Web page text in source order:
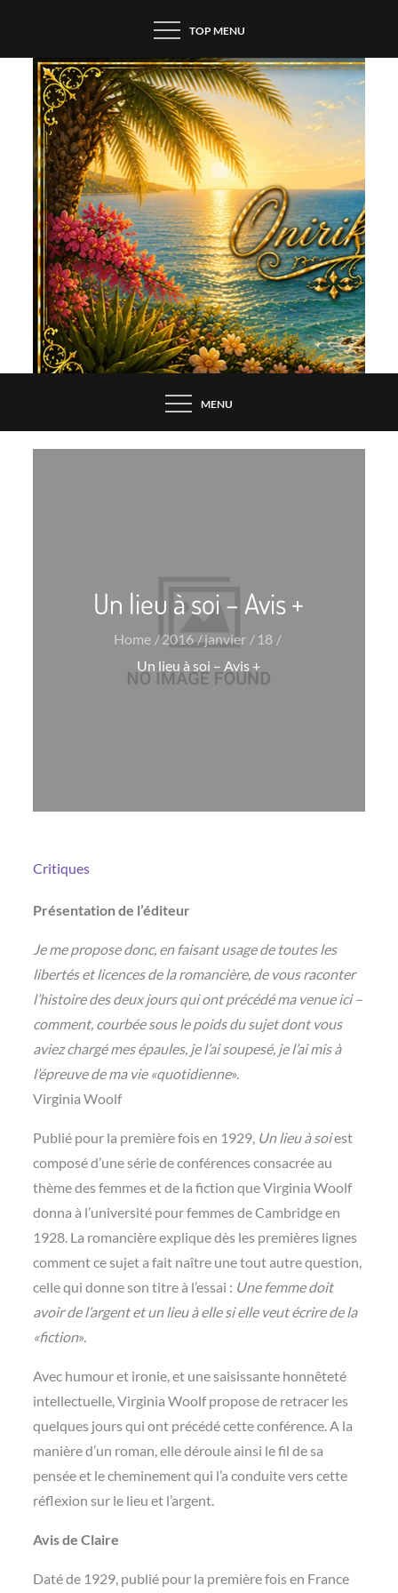
content
TOP MENU
MENU
Un lieu à soi – Avis +
Home 2016 janvier
18
Un lieu à soi – Avis +
Critiques
Présentation de l’éditeur
Je me propose donc, en faisant usage de toutes les
libertés et licences de la romancière, de vous raconter
l’histoire des deux jours qui ont précédé ma venue ici –
comment, courbée sous le poids du sujet dont vous
aviez chargé mes épaules, je l’ai soupesé, je l’ai mis à
l’épreuve de ma vie «quotidienne».
Virginia Woolf
Publié pour la première fois en 1929, Un lieu à soiest
composé d’une série de conférences consacrée au
thème des femmes et de la fiction que Virginia Woolf
donna à l’université pour femmes de Cambridge en
1928. La romancière explique dès les premières lignes
comment ce sujet a fait naître une tout autre question,
celle qui donne son titre à l’essai : Une femme doit
avoir de l’argent et un lieu à elle si elle veut écrire de la
«fiction».
Avec humour et ironie, et une saisissante honnêteté
intellectuelle, Virginia Woolf propose de retracer les
quelques jours qui ont précédé cette conférence. A la
manière d’un roman, elle déroule ainsi le fil de sa
pensée et le cheminement qui l’a conduite vers cette
réflexion sur le lieu et l’argent.
Avis de Claire
Daté de 1929, publié pour la première fois en France